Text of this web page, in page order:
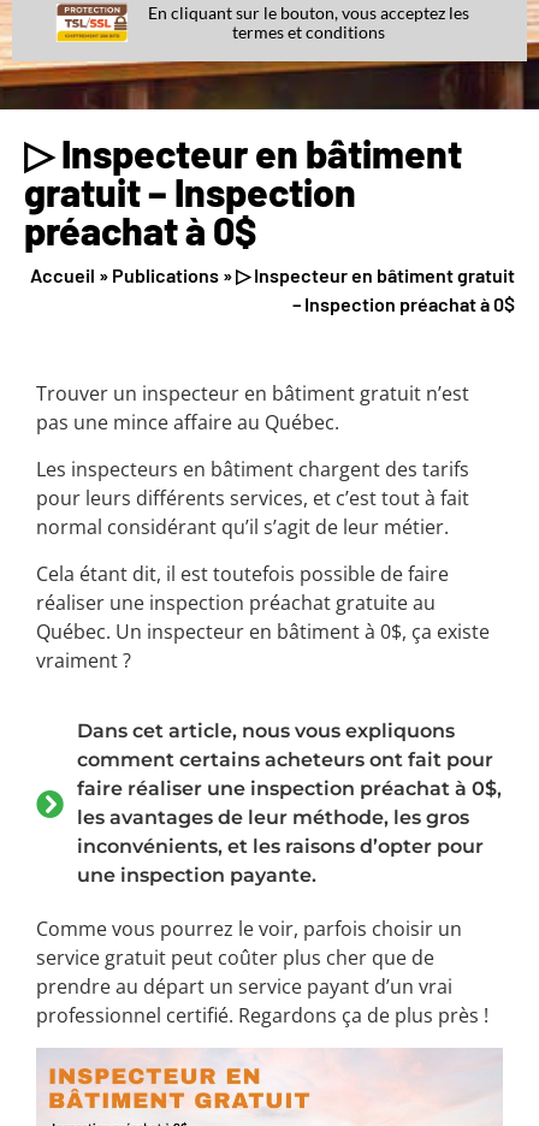
En cliquant sur le bouton, vous acceptez les
termes et conditions
▷ Inspecteur en bâtiment
gratuit – Inspection
préachat à 0$
Accueil » Publications »▷ Inspecteur en bâtiment gratuit
– Inspection préachat à 0$
Trouver un inspecteur en bâtiment gratuit n’est
pas une mince affaire au Québec.
Les inspecteurs en bâtiment chargent des tarifs
pour leurs différents services, et c’est tout à fait
normal considérant qu’il s’agit de leur métier.
Cela étant dit, il est toutefois possible de faire
réaliser une inspection préachat gratuite au
Québec. Un inspecteur en bâtiment à 0$, ça existe
vraiment ?
Dans cet article, nous vous expliquons
comment certains acheteurs ont fait pour
faire réaliser une inspection préachat à 0$,
les avantages de leur méthode, les gros
inconvénients, et les raisons d’opter pour
une inspection payante.
Comme vous pourrez le voir, parfois choisir un
service gratuit peut coûter plus cher que de
prendre au départ un service payant d’un vrai
professionnel certifié. Regardons ça de plus près !